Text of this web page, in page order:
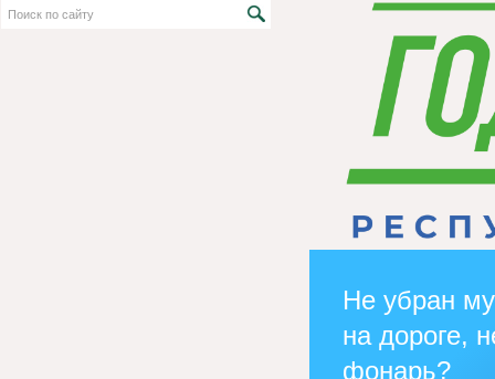
Не убран
на дороге,
фонарь?